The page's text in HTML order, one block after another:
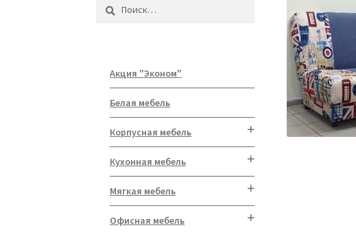
Найти:
Акция "Эконом"
Белая мебель
Корпусная мебель
Кухонная мебель
Мягкая мебель
Офисная мебель